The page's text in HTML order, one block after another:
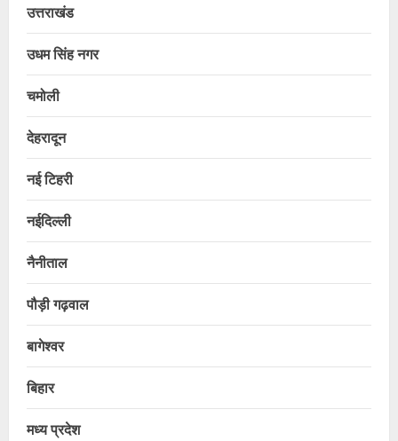
उत्तराखंड
उधम सिंह नगर
चमोली
देहरादून
नई टिहरी
नईदिल्ली
नैनीताल
पौड़ी गढ़वाल
बागेश्वर
बिहार
मध्य प्रदेश